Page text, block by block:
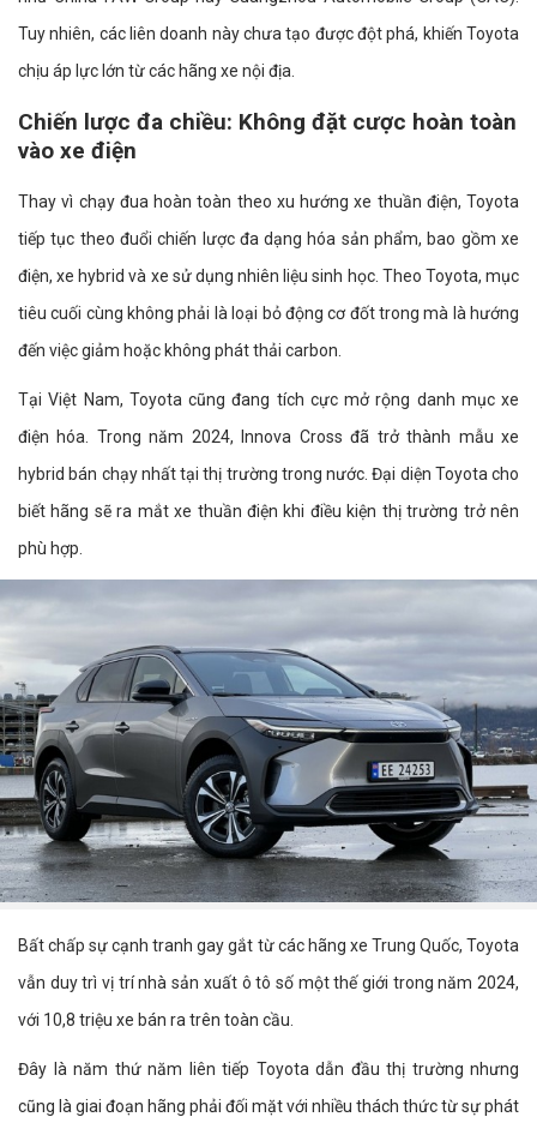
Tuy nhiên, các liên doanh này chưa tạo được đột phá, khiến Toyota
chịu áp lực lớn từ các hãng xe nội địa.
Chiến lược đa chiều: Không đặt cược hoàn toàn
vào xe điện
Thay vì chạy đua hoàn toàn theo xu hướng xe thuần điện, Toyota
tiếp tục theo đuổi chiến lược đa dạng hóa sản phẩm, bao gồm xe
điện, xe hybrid và xe sử dụng nhiên liệu sinh học. Theo Toyota, mục
tiêu cuối cùng không phải là loại bỏ động cơ đốt trong mà là hướng
đến việc giảm hoặc không phát thải carbon.
Tại Việt Nam, Toyota cũng đang tích cực mở rộng danh mục xe
điện hóa. Trong năm 2024, Innova Cross đã trở thành mẫu xe
hybrid bán chạy nhất tại thị trường trong nước. Đại diện Toyota cho
biết hãng sẽ ra mắt xe thuần điện khi điều kiện thị trường trở nên
phù hợp.
Bất chấp sự cạnh tranh gay gắt từ các hãng xe Trung Quốc, Toyota
vẫn duy trì vị trí nhà sản xuất ô tô số một thế giới trong năm 2024,
với 10,8 triệu xe bán ra trên toàn cầu.
Đây là năm thứ năm liên tiếp Toyota dẫn đầu thị trường nhưng
cũng là giai đoạn hãng phải đối mặt với nhiều thách thức từ sự phát